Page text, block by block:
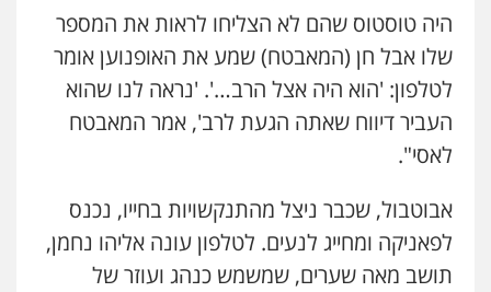
היה טוסטוס שהם לא הצליחו לראות את המספר
שלו אבל חן (המאבטח) שמע את האופנוען אומר
לטלפון: 'הוא היה אצל הרב…'. 'נראה לנו שהוא
העביר דיווח שאתה הגעת לרב', אמר המאבטח
לאסי".
אבוטבול, שכבר ניצל מהתנקשויות בחייו, נכנס
לפאניקה ומחייג לנעים. לטלפון עונה אליהו נחמן,
תושב מאה שערים, שמשמש כנהג ועוזר של